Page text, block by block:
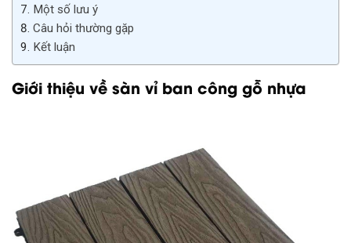
Một số lưu ý
Câu hỏi thường gặp
Kết luận
Giới thiệu về sàn vỉ ban công gỗ nhựa